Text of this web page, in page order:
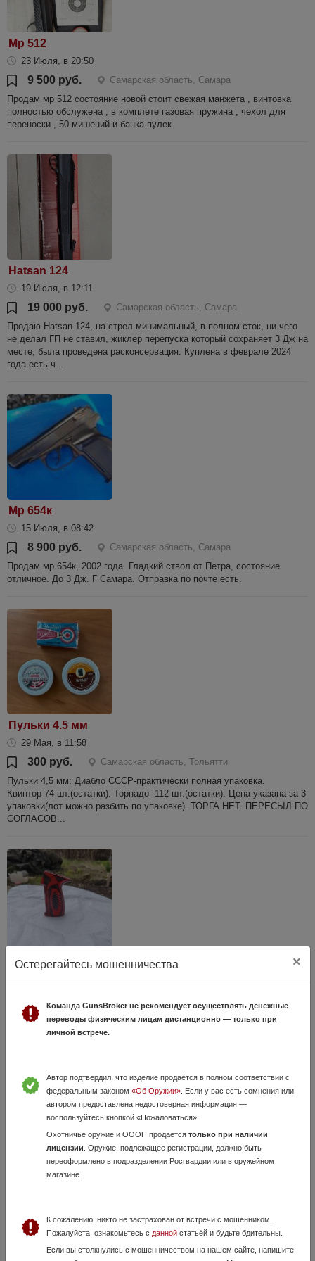
Мр 512
23 Июля, в 20:50
9 500 руб.
Самарская область, Самара
Продам мр 512 состояние новой стоит свежая манжета , винтовка
полностью обслужена , в комплете газовая пружина , чехол для
переноски , 50 мишений и банка пулек
Hatsan 124
19 Июля, в 12:11
19 000 руб.
Самарская область, Самара
Продаю Hatsan 124, на стрел минимальный, в полном сток, ни чего
не делал ГП не ставил, жиклер перепуска который сохраняет 3 Дж на
месте, была проведена расконсервация. Куплена в феврале 2024
года есть ч...
Мр 654к
15 Июля, в 08:42
8 900 руб.
Самарская область, Самара
Продам мр 654к, 2002 года. Гладкий ствол от Петра, состояние
отличное. До 3 Дж. Г Самара. Отправка по почте есть.
Пульки 4.5 мм
29 Мая, в 11:58
300 руб.
Самарская область, Тольятти
Пульки 4,5 мм: Диабло СССР-практически полная упаковка.
Квинтор-74 шт.(остатки). Торнадо- 112 шт.(остатки). Цена указана за 3
упаковки(лот можно разбить по упаковке). ТОРГА НЕТ. ПЕРЕСЫЛ ПО
СОГЛАСОВ...
Рукоять леший 2
1 100 руб.
Самарская область, Тольятти
Рукоять для Леший 2. Ламинат. Новая. Подходит на другие, с
посадкой AR-15. Отправлю ТК. Писать сюда ,или в Макс
40 000 руб.
Самарская область, Сызрань
Продам РСР винтовку хатсан флеш 6.35 . Настрел не более 50
Остерегайтесь мошенничества ×
Команда GunsBroker не рекомендует осуществлять денежные
переводы физическим лицам дистанционно — только при
личной встрече.
Автор подтвердил, что изделие продаётся в полном соответствии с
федеральным законом «Об Оружии». Если у вас есть сомнения или
автором предоставлена недостоверная информация —
воспользуйтесь кнопкой «Пожаловаться».
Охотничье оружие и ОООП продаётся только при наличии
лицензии . Оружие, подлежащее регистрации, должно быть
переоформлено в подразделении Росгвардии или в оружейном
магазине.
К сожалению, никто не застрахован от встречи с мошенником.
Пожалуйста, ознакомьтесь с даннойстатьёй и будьте бдительны.
Если вы столкнулись с мошенничеством на нашем сайте, напишите